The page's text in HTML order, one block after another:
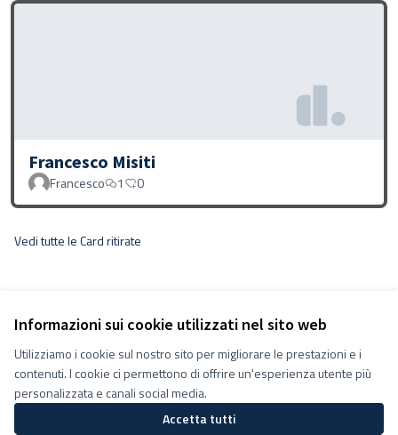
Informazioni sui cookie utilizzati nel sito web
Utilizziamo i cookie sul nostro sito per migliorare le prestazioni e i
contenuti. I cookie ci permettono di offrire un'esperienza utente più
personalizzata e canali social media.
Accetta tutti
Francesco Misiti
Francesco 1 0
Vedi tutte le Card ritirate